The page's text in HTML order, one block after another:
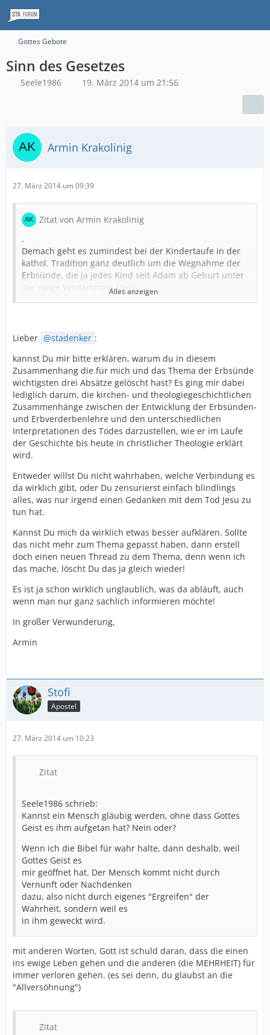
Gottes Gebote
Sinn des Gesetzes
Seele1986 19. März 2014 um 21:56
Armin Krakolinig
27. März 2014 um 09:39
Zitat von Armin Krakolinig
.
Demach geht es zumindest bei der Kindertaufe in der
kathol. Tradition ganz deutlich um die Wegnahme der
Erbsünde, die ja jedes Kind seit Adam ab Geburt unter
die ewige Verdammnis stellt.
Wiedertäufern machten, hat nichts mehr mit dem Geist
Gottes und der Liebe und Toleranz Christi zu tun.
Trotzdem wird heute noch die Kindertaufe, die so vielen
Kindern und Eltern das Leben kostete, weiterhin
verteidigt und praktiziert. Das ist echt ein gewaltiger
Fluch der Erfindung der Erbsündenlehre. Deshalb kann
man nicht genug davor warnen, denn da haben wir es
ganz sicher mit einer Lehre zu tun, die in einem biblisch
fundierten Christentum nichts zu suchen hat!
(3 Absätze gelöscht. stadenker)
Bitte um Aufklärung!
Armin
Alles anzeigen
Lieber stadenker :
kannst Du mir bitte erklären, warum du in diesem
Zusammenhang die für mich und das Thema der Erbsünde
wichtigsten drei Absätze gelöscht hast? Es ging mir dabei
lediglich darum, die kirchen- und theologiegeschichtlichen
Zusammenhänge zwischen der Entwicklung der Erbsünden-
und Erbverderbenlehre und den unterschiedlichen
Interpretationen des Todes darzustellen, wie er im Laufe
der Geschichte bis heute in christlicher Theologie erklärt
wird.
Entweder willst Du nicht wahrhaben, welche Verbindung es
da wirklich gibt, oder Du zensurierst einfach blindlings
alles, was nur irgend einen Gedanken mit dem Tod Jesu zu
tun hat.
Kannst Du mich da wirklich etwas besser aufklären. Sollte
das nicht mehr zum Thema gepasst haben, dann erstell
doch einen neuen Thread zu dem Thema, denn wenn ich
das mache, löscht Du das ja gleich wieder!
Es ist ja schon wirklich unglaublich, was da abläuft, auch
wenn man nur ganz sachlich informieren möchte!
In großer Verwunderung,
Armin
Stofi
Apostel
27. März 2014 um 10:23
Zitat
Seele1986 schrieb:
Kannst ein Mensch gläubig werden, ohne dass Gottes
Geist es ihm aufgetan hat? Nein oder?
Wenn ich die Bibel für wahr halte, dann deshalb, weil
Gottes Geist es
mir geöffnet hat. Der Mensch kommt nicht durch
Vernunft oder Nachdenken
dazu, also nicht durch eigenes "Ergreifen" der
Wahrheit, sondern weil es
in ihm geweckt wird.
mit anderen Worten, Gott ist schuld daran, dass die einen
ins ewige Leben gehen und die anderen (die MEHRHEIT) für
immer verloren gehen. (es sei denn, du glaubst an die
"Allversöhnung")
Zitat